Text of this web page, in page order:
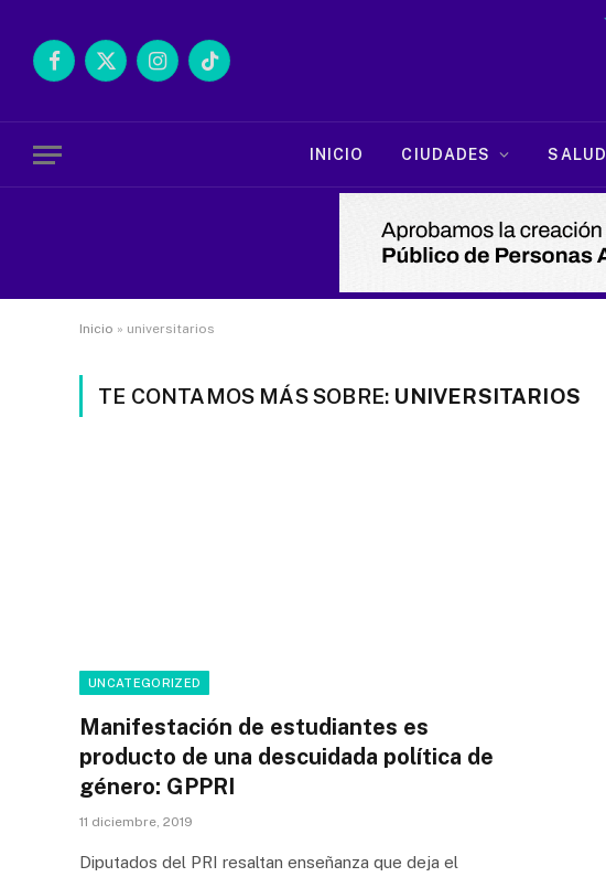
Facebook
X
InstagramTikTok
INICIO CIUDADES SALUD
Inicio » universitarios
TE CONTAMOS MÁS SOBRE: UNIVERSITARIOS
UNCATEGORIZED
Manifestación de estudiantes es
producto de una descuidada política de
género: GPPRI
11 diciembre, 2019
Diputados del PRI resaltan enseñanza que deja el